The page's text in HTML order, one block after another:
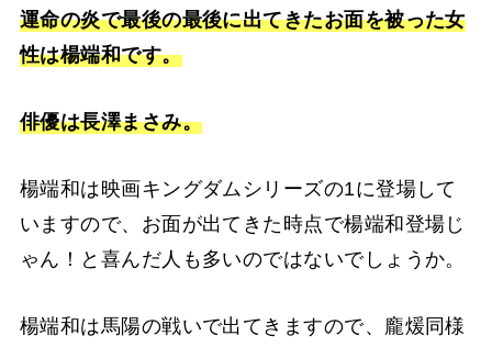
運命の炎で最後の最後に出てきたお面を被った女
性は楊端和です。
俳優は長澤まさみ。
楊端和は映画キングダムシリーズの1に登場して
いますので、お面が出てきた時点で楊端和登場じ
ゃん！と喜んだ人も多いのではないでしょうか。
楊端和は馬陽の戦いで出てきますので、龐煖同様